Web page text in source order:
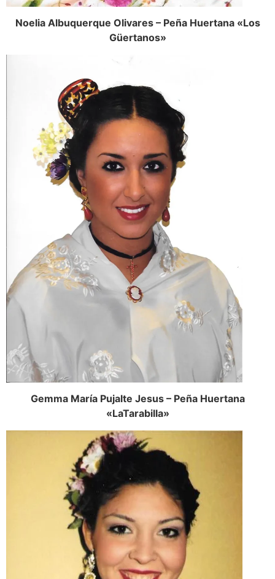
Noelia Albuquerque Olivares – Peña Huertana «Los
Güertanos»
Gemma María Pujalte Jesus – Peña Huertana
«LaTarabilla»